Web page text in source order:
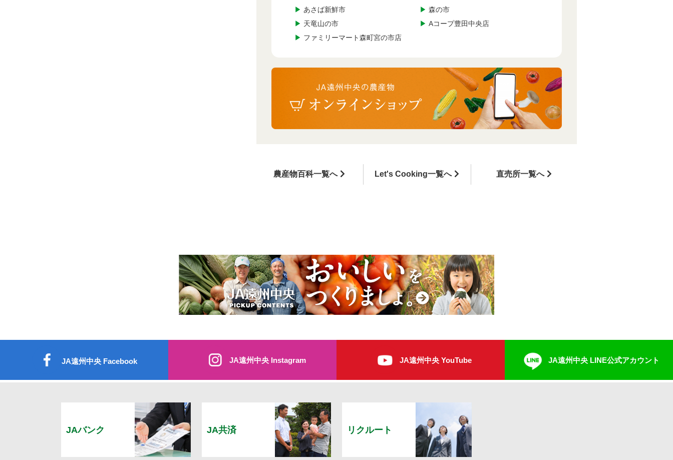
▶ あさば新鮮市 ▶ 森の市
▶ 天竜山の市 ▶ Aコープ豊田中央店
▶ ファミリーマート森町宮の市店
農産物百科一覧へ Let's Cooking一覧へ 直売所一覧へ
JA遠州中央 Facebook JA遠州中央 Instagram JA遠州中央 YouTube JA遠州中央 LINE公式アカウント
JAバンク JA共済 リクルート